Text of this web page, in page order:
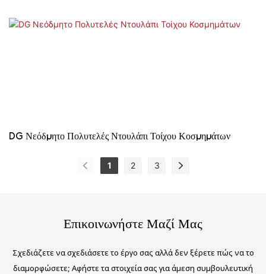
DG Νεόδμητο Πολυτελές Ντουλάπι Τοίχου Κοσμημάτων
1 2 3
Επικοινωνήστε Μαζί Μας
Σχεδιάζετε να σχεδιάσετε το έργο σας αλλά δεν ξέρετε πώς να το
διαμορφώσετε; Αφήστε τα στοιχεία σας για άμεση συμβουλευτική